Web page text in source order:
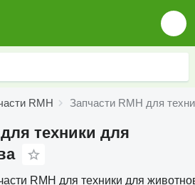
RMH Запчасти RMH для
техники для
RMH для техники для